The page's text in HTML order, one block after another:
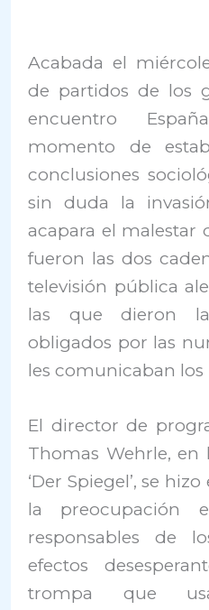
Acabada el
de partidos de los
encuentro
momento de
conclusiones
sin duda la
acapara el malestar
fueron las dos
televisión pública
las que dieron
obligados por las
les comunicaban los
El director de
Thomas Wehrle,
‘Der Spiegel’, se
la preocupación
responsables de
efectos
trompa que